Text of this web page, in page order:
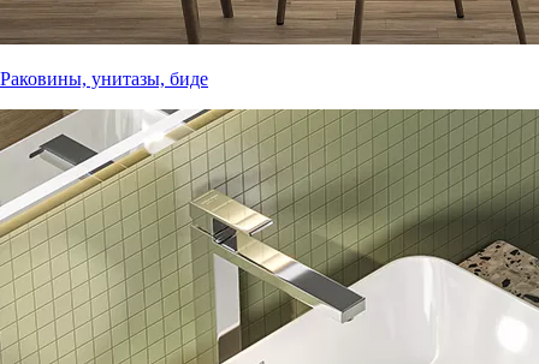
Раковины, унитазы, биде